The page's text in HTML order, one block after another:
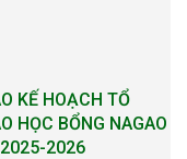
KẾ HOẠCH TỔ
HỌC BỔNG NAGAO
2026